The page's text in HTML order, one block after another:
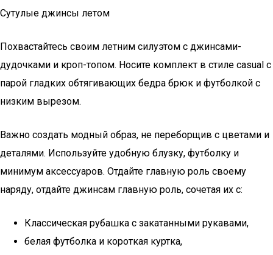
Сутулые джинсы летом
Похвастайтесь своим летним силуэтом с джинсами-
дудочками и кроп-топом. Носите комплект в стиле casual с
парой гладких обтягивающих бедра брюк и футболкой с
низким вырезом.
Важно создать модный образ, не переборщив с цветами и
деталями. Используйте удобную блузку, футболку и
минимум аксессуаров. Отдайте главную роль своему
наряду, отдайте джинсам главную роль, сочетая их с:
Классическая рубашка с закатанными рукавами,
белая футболка и короткая куртка,